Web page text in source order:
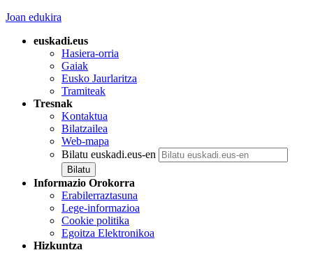
Joan edukira
euskadi.eus
Hasiera-orria
Gaiak
Eusko Jaurlaritza
Tramiteak
Tresnak
Kontaktua
Bilatzailea
Web-mapa
Bilatu euskadi.eus-en
Informazio Orokorra
Erabilerraztasuna
Lege-informazioa
Cookie politika
Egoitza Elektronikoa
Hizkuntza